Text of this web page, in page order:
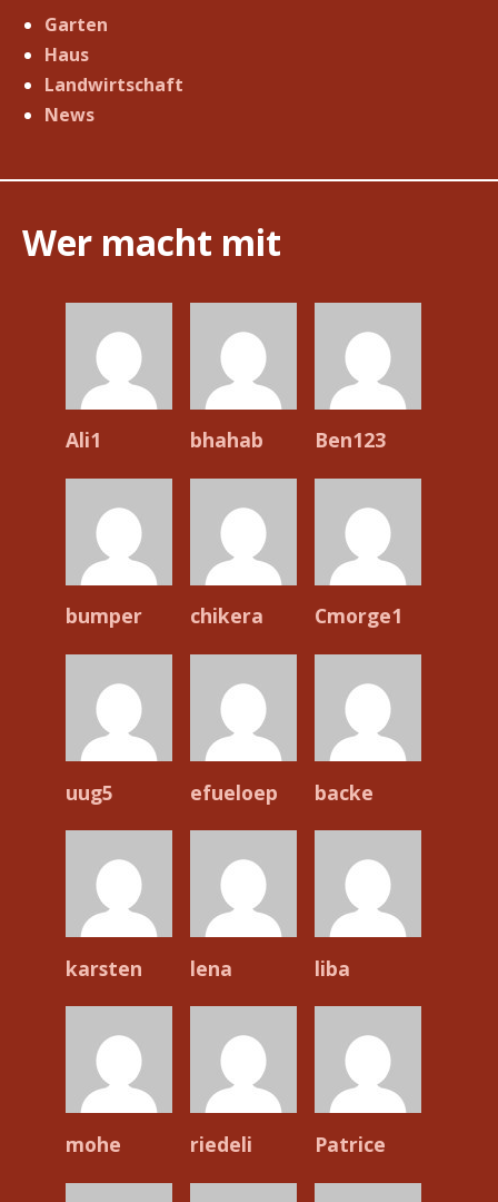
Garten
Haus
Landwirtschaft
News
Wer macht mit
Ali1 bhahab Ben123
bumper chikera Cmorge1
uug5 efueloep backe
karsten lena liba
mohe riedeli Patrice